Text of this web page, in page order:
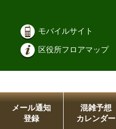
モバイルサイト
区役所フロアマップ
メール通知
登録
混雑予想
カレンダー